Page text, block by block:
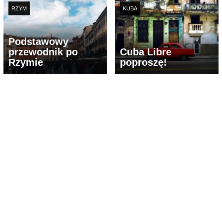
RZYM
Podstawowy
przewodnik po
Rzymie
KUBA
Cuba Libre
poproszę!